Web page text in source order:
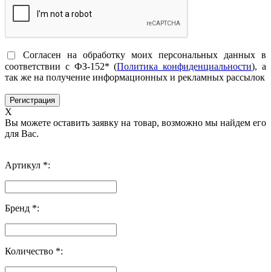
Согласен на обработку моих персональных данных в
соответствии с ФЗ-152* (Политика конфиденциальности), а
так же на получение информационных и рекламных рассылок
X
Вы можете оставить заявку на товар, возможно мы найдем его
для Вас.
Артикул *:
Бренд *:
Количество *: